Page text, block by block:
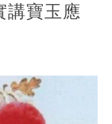
講寶玉應